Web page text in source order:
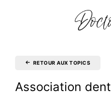
RETOUR AUX TOPICS
Association